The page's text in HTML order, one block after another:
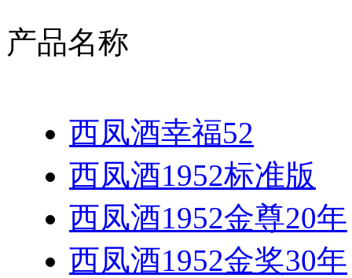
产品名称
西凤酒幸福52
西凤酒1952标准版
西凤酒1952金尊20年
西凤酒1952金奖30年